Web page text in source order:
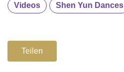
Videos Shen Yun Dances
Teilen